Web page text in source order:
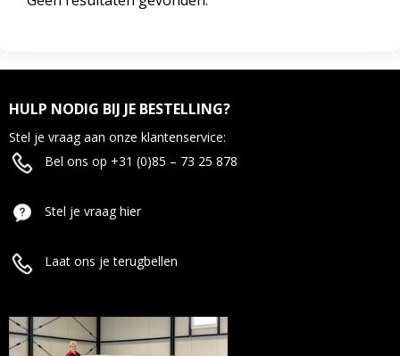
HULP NODIG BIJ JE BESTELLING?
Stel je vraag aan onze klantenservice:
Bel ons op +31 (0)85 – 73 25 878
Stel je vraag hier
Laat ons je terugbellen